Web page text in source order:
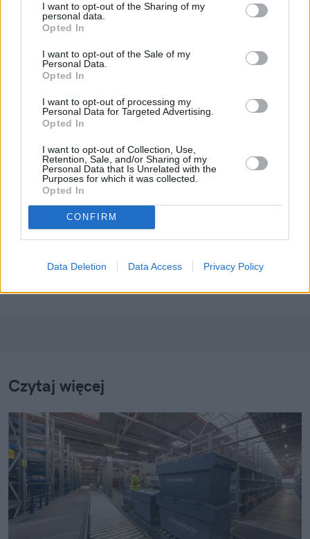
I want to opt-out of the Sharing of my
personal data.
Opted In
I want to opt-out of the Sale of my
Personal Data.
Opted In
I want to opt-out of processing my
Personal Data for Targeted Advertising.
Opted In
I want to opt-out of Collection, Use,
Retention, Sale, and/or Sharing of my
Personal Data that Is Unrelated with the
Purposes for which it was collected.
Opted In
CONFIRM
Data Deletion Data Access Privacy Policy
Nie przegap żadnej ważnej wiadomości i
obserwuj nas w Google News!
Więcej:
Sejm RP
Mateusz Przyborowski
Napisz do mnie:
Czytaj więcej